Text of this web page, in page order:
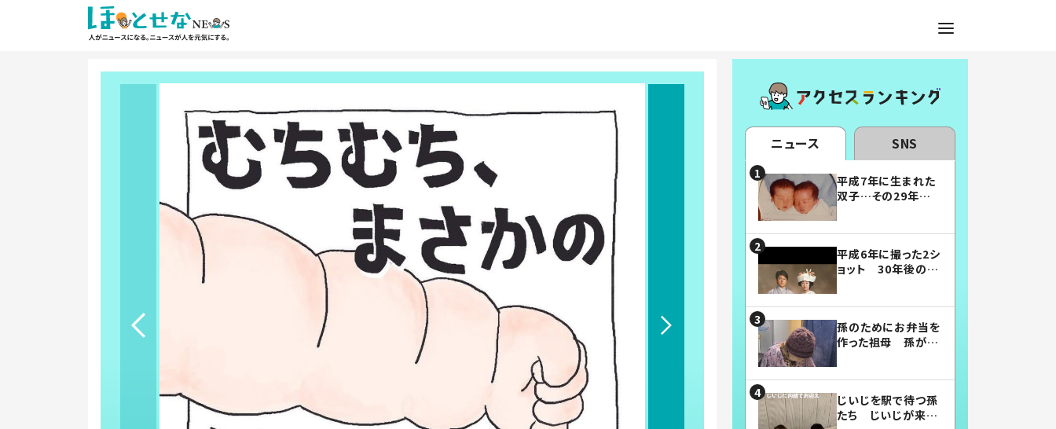
ニュース SNS
平成7年に生まれた
双子…その29年後
平成6年に撮った2シ
ョット 30年後の姿
孫のためにお弁当を
作った祖母 孫が絶
じいじを駅で待つ孫
たち じいじが来た